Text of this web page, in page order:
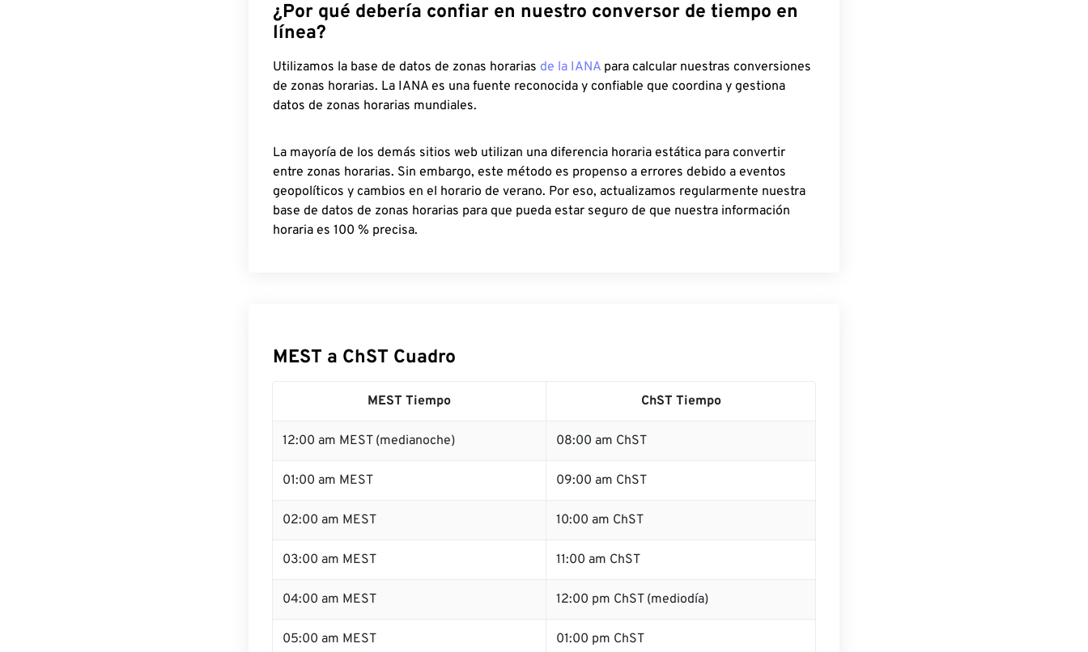
¿Por qué debería confiar en nuestro conversor de tiempo en
línea?
Utilizamos la base de datos de zonas horarias de la IANA para calcular nuestras conversiones
de zonas horarias. La IANA es una fuente reconocida y confiable que coordina y gestiona
datos de zonas horarias mundiales.
La mayoría de los demás sitios web utilizan una diferencia horaria estática para convertir
entre zonas horarias. Sin embargo, este método es propenso a errores debido a eventos
geopolíticos y cambios en el horario de verano. Por eso, actualizamos regularmente nuestra
base de datos de zonas horarias para que pueda estar seguro de que nuestra información
horaria es 100 % precisa.
MEST a ChST Cuadro
MEST Tiempo ChST Tiempo
12:00 am MEST (medianoche) 08:00 am ChST
01:00 am MEST 09:00 am ChST
02:00 am MEST 10:00 am ChST
03:00 am MEST 11:00 am ChST
04:00 am MEST 12:00 pm ChST (mediodía)
05:00 am MEST 01:00 pm ChST